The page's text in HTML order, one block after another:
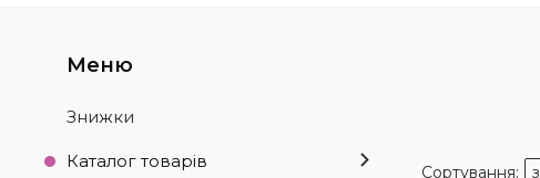
Знижки
Каталог товарів